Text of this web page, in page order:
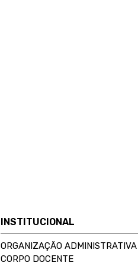
INSTITUCIONAL
ORGANIZAÇÃO ADMINISTRATIVA
CORPO DOCENTE